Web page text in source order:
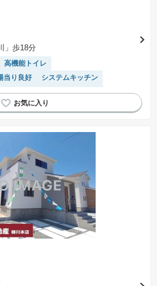
」歩18分
高機能トイレ
当り良好
システムキッチン
モニター付きインターホン